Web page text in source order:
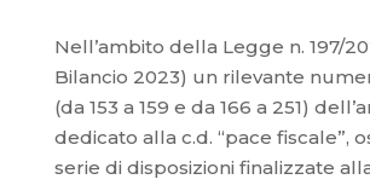
Nell’ambito della Legge n. 197/
Bilancio 2023) un rilevante
(da 153 a 159 e da 166 a 251)
dedicato alla c.d. “pace fiscale”,
serie di disposizioni finalizzate